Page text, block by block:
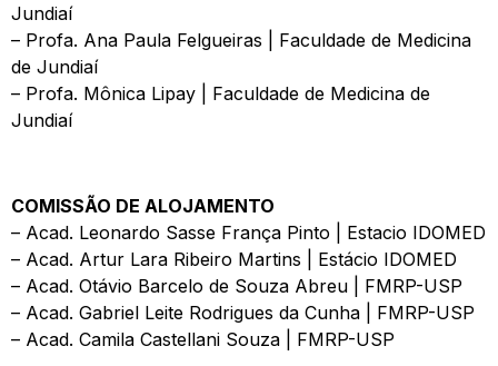
Jundiaí
– Profa. Ana Paula Felgueiras | Faculdade de Medicina
de Jundiaí
– Profa. Mônica Lipay | Faculdade de Medicina de
Jundiaí
COMISSÃO DE ALOJAMENTO
– Acad. Leonardo Sasse França Pinto | Estacio IDOMED
– Acad. ⁠Artur Lara Ribeiro Martins | Estácio IDOMED
– Acad. Otávio Barcelo de Souza Abreu | FMRP-USP
– Acad. Gabriel Leite Rodrigues da Cunha | FMRP-USP
– Acad. Camila Castellani Souza | FMRP-USP